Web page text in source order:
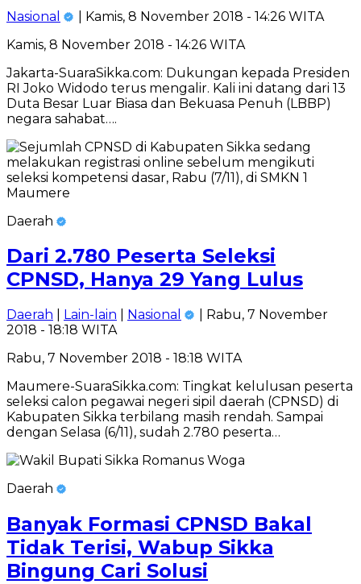
Nasional
| Kamis, 8 November 2018 - 14:26 WITA
Kamis, 8 November 2018 - 14:26 WITA
Jakarta-SuaraSikka.com: Dukungan kepada Presiden
RI Joko Widodo terus mengalir. Kali ini datang dari 13
Duta Besar Luar Biasa dan Bekuasa Penuh (LBBP)
negara sahabat….
Daerah
Dari 2.780 Peserta Seleksi
CPNSD, Hanya 29 Yang Lulus
Daerah Lain-lain Nasional
| Rabu, 7 November
2018 - 18:18 WITA
Rabu, 7 November 2018 - 18:18 WITA
Maumere-SuaraSikka.com: Tingkat kelulusan peserta
seleksi calon pegawai negeri sipil daerah (CPNSD) di
Kabupaten Sikka terbilang masih rendah. Sampai
dengan Selasa (6/11), sudah 2.780 peserta…
Daerah
Banyak Formasi CPNSD Bakal
Tidak Terisi, Wabup Sikka
Bingung Cari Solusi